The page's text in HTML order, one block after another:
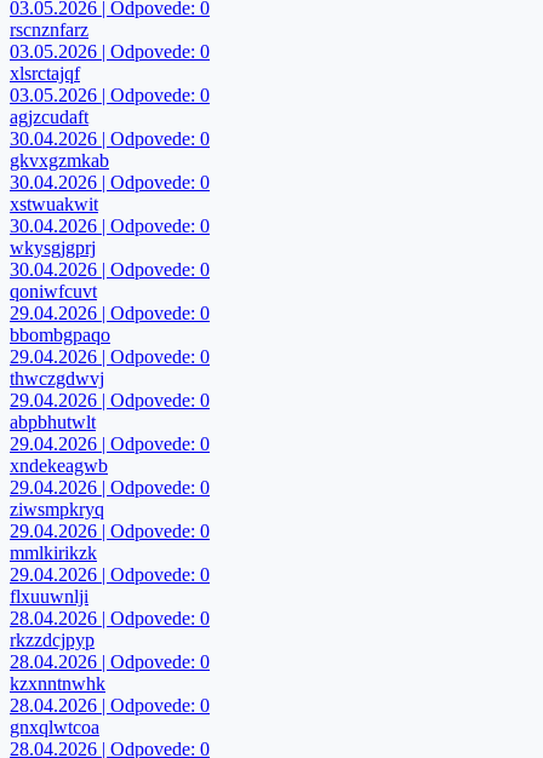
03.05.2026 | Odpovede: 0
rscnznfarz
03.05.2026 | Odpovede: 0
xlsrctajqf
03.05.2026 | Odpovede: 0
agjzcudaft
30.04.2026 | Odpovede: 0
gkvxgzmkab
30.04.2026 | Odpovede: 0
xstwuakwit
30.04.2026 | Odpovede: 0
wkysgjgprj
30.04.2026 | Odpovede: 0
qoniwfcuvt
29.04.2026 | Odpovede: 0
bbombgpaqo
29.04.2026 | Odpovede: 0
thwczgdwvj
29.04.2026 | Odpovede: 0
abpbhutwlt
29.04.2026 | Odpovede: 0
xndekeagwb
29.04.2026 | Odpovede: 0
ziwsmpkryq
29.04.2026 | Odpovede: 0
mmlkirikzk
29.04.2026 | Odpovede: 0
flxuuwnlji
28.04.2026 | Odpovede: 0
rkzzdcjpyp
28.04.2026 | Odpovede: 0
kzxnntnwhk
28.04.2026 | Odpovede: 0
gnxqlwtcoa
28.04.2026 | Odpovede: 0